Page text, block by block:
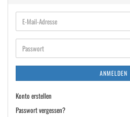
E-
Mail-
Adresse
Passwort
ANMELDEN
Konto erstellen
Passwort vergessen?